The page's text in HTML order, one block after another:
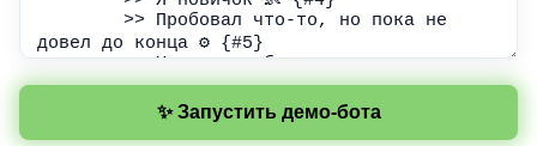
✨ Запустить демо-бота